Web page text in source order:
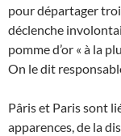
pour départager
déclenche
pomme d’or « à la
On le dit
Pâris et Paris sont
apparences, de la